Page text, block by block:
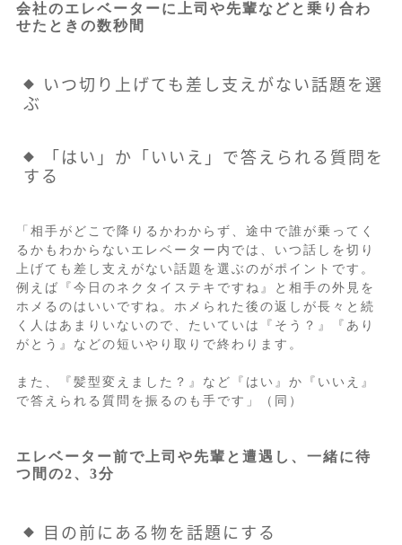
会社のエレベーターに上司や先輩などと乗り合わ
せたときの数秒間
いつ切り上げても差し支えがない話題を選
ぶ
「はい」か「いいえ」で答えられる質問を
する
「相手がどこで降りるかわからず、途中で誰が乗ってく
るかもわからないエレベーター内では、いつ話しを切り
上げても差し支えがない話題を選ぶのがポイントです。
例えば『今日のネクタイステキですね』と相手の外見を
ホメるのはいいですね。ホメられた後の返しが長々と続
く人はあまりいないので、たいていは『そう？』『あり
がとう』などの短いやり取りで終わります。
また、『髪型変えました？』など『はい』か『いいえ』
で答えられる質問を振るのも手です」（同）
エレベーター前で上司や先輩と遭遇し、一緒に待
つ間の2、3分
目の前にある物を話題にする